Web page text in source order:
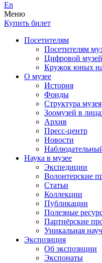
En
Меню
Купить билет
Посетителям
Посетителям
Цифровой музей
Кружок юных
О музее
История
Фонды
Структура музея
Зоомузей в
Архив
Пресс-центр
Новости
Наука в музее
Экспедиции
Волонтерские
Статьи
Коллекции
Публикации
Полезные
Партнёрские
Уникальная
Экспозиция
Об экспозиции
Экспонаты